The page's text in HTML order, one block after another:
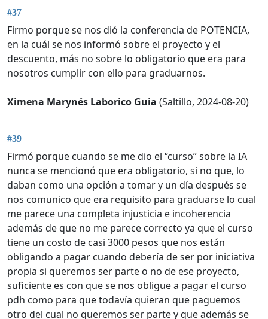
#37
Firmo porque se nos dió la conferencia de POTENCIA,
en la cuál se nos informó sobre el proyecto y el
descuento, más no sobre lo obligatorio que era para
nosotros cumplir con ello para graduarnos.
Ximena Marynés Laborico Guia (Saltillo, 2024-08-20)
#39
Firmó porque cuando se me dio el “curso” sobre la IA
nunca se mencionó que era obligatorio, si no que, lo
daban como una opción a tomar y un día después se
nos comunico que era requisito para graduarse lo cual
me parece una completa injusticia e incoherencia
además de que no me parece correcto ya que el curso
tiene un costo de casi 3000 pesos que nos están
obligando a pagar cuando debería de ser por iniciativa
propia si queremos ser parte o no de ese proyecto,
suficiente es con que se nos obligue a pagar el curso
pdh como para que todavía quieran que paguemos
otro del cual no queremos ser parte y que además se